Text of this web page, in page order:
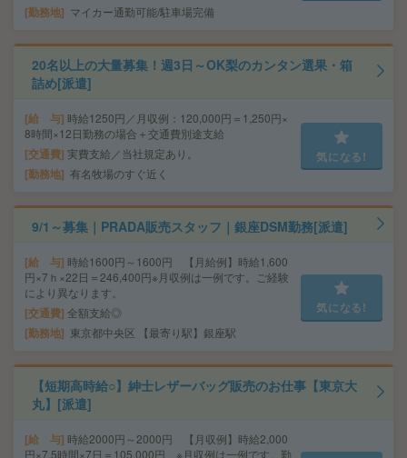
勤務地 マイカー通勤可能/駐車場完備
20名以上の大量募集！週3日～OK梨のカンタン選果・箱
詰め[派遣]
給 与 時給1250円／月収例：120,000円＝1,250円×
8時間×12日勤務の場合＋交通費別途支給
交通費 実費支給／当社規定あり。
勤務地 有名牧場のすぐ近く
気になる!
9/1～募集｜PRADA販売スタッフ｜銀座DSM勤務[派遣]
給 与 時給1600円～1600円 【月給例】時給1,600
円×7ｈ×22日＝246,400円※月収例は一例です。ご経験
により異なります。
交通費 全額支給◎
勤務地 東京都中央区 【最寄り駅】銀座駅
気になる!
【短期高時給○】紳士レザーバッグ販売のお仕事【東京大
丸】[派遣]
給 与 時給2000円～2000円 【月収例】時給2,000
円×7.5時間×7日＝105,000円 ※月収例は一例です。勤